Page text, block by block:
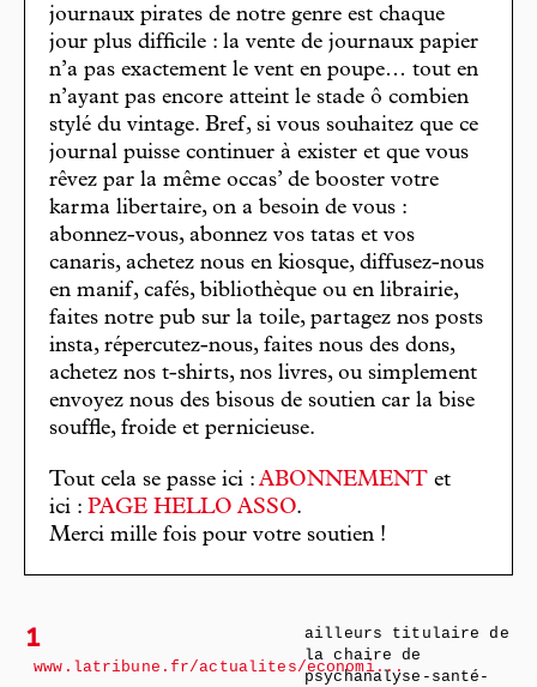
journaux pirates de notre genre est chaque
jour plus difficile : la vente de journaux papier
n’a pas exactement le vent en poupe… tout en
n’ayant pas encore atteint le stade ô combien
stylé du vintage. Bref, si vous souhaitez que ce
journal puisse continuer à exister et que vous
rêvez par la même occas’ de booster votre
karma libertaire, on a besoin de vous :
abonnez-vous, abonnez vos tatas et vos
canaris, achetez nous en kiosque, diffusez-nous
en manif, cafés, bibliothèque ou en librairie,
faites notre pub sur la toile, partagez nos posts
insta, répercutez-nous, faites nous des dons,
achetez nos t-shirts, nos livres, ou simplement
envoyez nous des bisous de soutien car la bise
souffle, froide et pernicieuse.
Tout cela se passe ici : ABONNEMENT et
ici : PAGE HELLO ASSO.
Merci mille fois pour votre soutien !
1
www.latribune.fr/actualites/economi...
ailleurs titulaire de
la chaire de
psychanalyse-santé-